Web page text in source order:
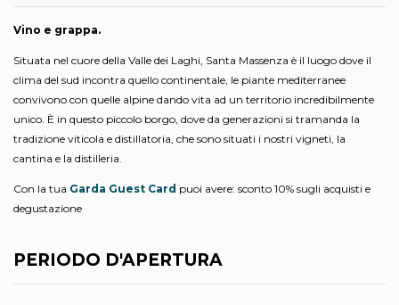
Vino e grappa.
Situata nel cuore della Valle dei Laghi, Santa Massenza è il luogo dove il
clima del sud incontra quello continentale, le piante mediterranee
convivono con quelle alpine dando vita ad un territorio incredibilmente
unico. È in questo piccolo borgo, dove da generazioni si tramanda la
tradizione viticola e distillatoria, che sono situati i nostri vigneti, la
cantina e la distilleria.
Con la tua Garda Guest Card puoi avere: sconto 10% sugli acquisti e
degustazione
PERIODO D'APERTURA